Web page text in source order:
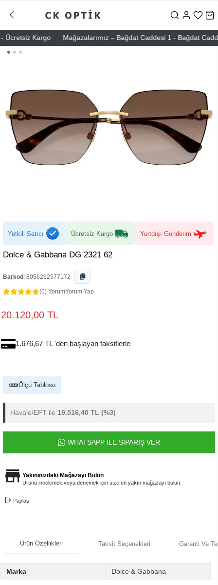
Kargo Mağazalarımız – Bağdat Caddesi 1 - Bağdat
Yetkili Satıcı Ücretsiz Kargo Yurtdışı Gönderim
Dolce & Gabbana DG 2321 62
Barkod : 8056262577172
(0) YorumYorum Yap
20.120,00 TL
1.676,67 TL 'den başlayan taksitlerle
Ölçü Tablosu
Havale/EFT ile 19.516,40 TL (%3)
WHATSAPP İLE SİPARİŞ VER
Yakınınızdaki Mağazayı Bulun
Ürünü incelemek veya denemek için size en yakın mağazayı bulun.
Paylaş
Ürün Özellikleri Taksit Seçenekleri Garanti Ve
Marka Dolce & Gabbana